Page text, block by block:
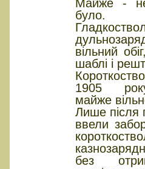
Майже -
було.
вільний
шаблі і
1905
майже
Лише після
ввели
без